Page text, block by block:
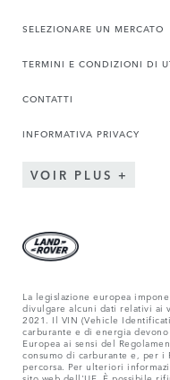
SELEZIONARE UN MERCATO
TERMINI E CONDIZIONI DI
CONTATTI
INFORMATIVA PRIVACY
VOIR PLUS
La legislazione europea
divulgare alcuni dati relativi ai
2021. Il VIN (Vehicle
carburante e di energia
Europea ai sensi del
consumo di carburante e, per i
percorsa. Per ulteriori